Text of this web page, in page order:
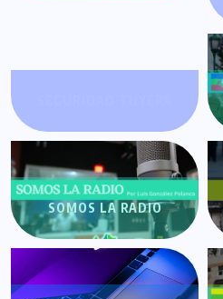
SOMOS LA RADIO